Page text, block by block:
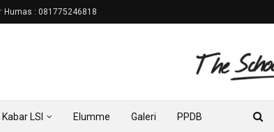
: 081775246818
Kabar LSI Elumme Galeri PPDB